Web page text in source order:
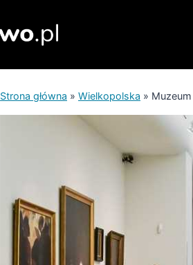
Strona główna » Wielkopolska »